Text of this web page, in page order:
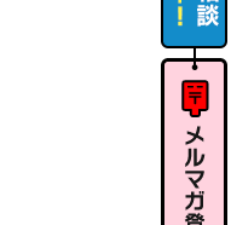
ソムリエ
へのメー
ル相談